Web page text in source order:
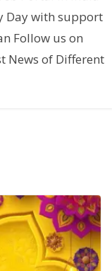
Day with support
Follow us on
News of Different